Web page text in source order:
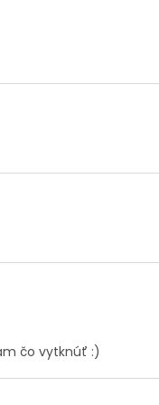
čo vytknúť :)